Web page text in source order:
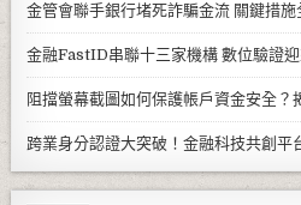
金管會聯手銀行堵死詐騙金流 關鍵措施
金融FastID串聯十三家機構 數位驗證
阻擋螢幕截圖如何保護帳戶資金安全？
跨業身分認證大突破！金融科技共創平